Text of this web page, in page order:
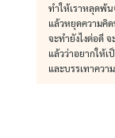
ทำให้เราหลุดพ้น
แล้วหยุดความคิ
จะทำยังไงต่อดี จ
แล้วว่าอยากให้เ
และบรรเทาคว